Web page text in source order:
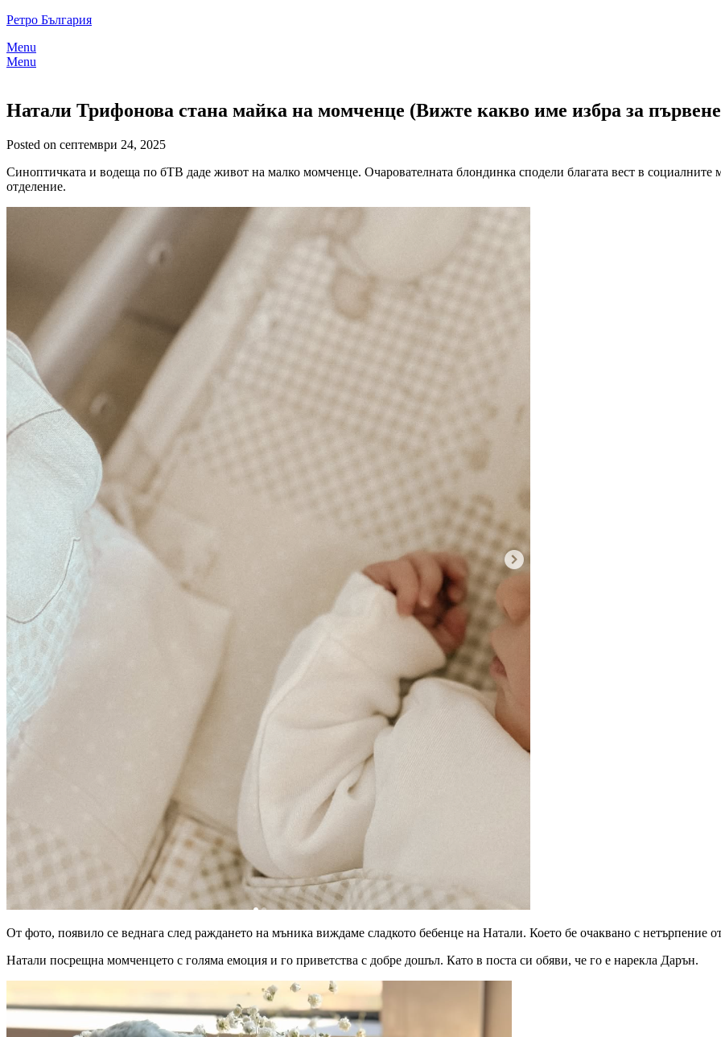
Skip
content
Ретро България
Menu
Menu
Натали Трифонова стана майка на момченце (Вижте какво име избра за
Posted on септември 24, 2025
Синоптичката и водеща по бТВ даде живот на малко момченце. Очарователната блондинка сподели благата вест в
отделение.
От фото, появило се веднага след раждането на мъника виждаме сладкото бебенце на Натали. Което бе очаквано с нетърпение
Натали посрещна момченцето с голяма емоция и го приветства с добре дошъл. Като в поста си обяви, че го е нарекла Дарън.